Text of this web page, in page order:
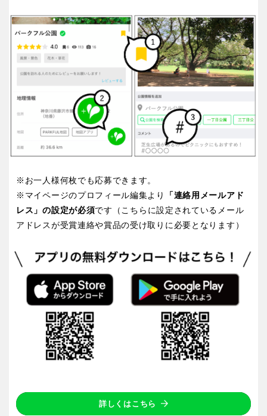
福岡 佐賀
長崎 熊本
大分 宮崎
鹿児島
※お一人様何枚でも応募できます。
※マイページのプロフィール編集より
「連絡用メールアド
レス」の設定が必須です（こちらに設定されているメール
アドレスが受賞連絡や賞品の受け取りに必要となります）
詳しくはこちら